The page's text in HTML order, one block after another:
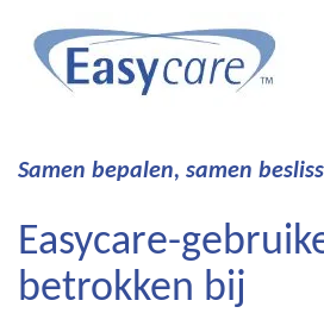
Samen bepalen, samen
Easycare-
betrokken bij